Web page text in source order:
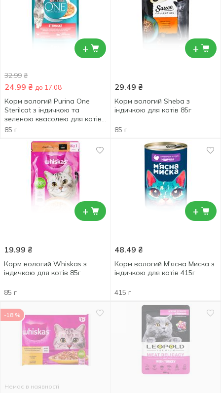
+
32.99 ₴
24.99 ₴ до 17.08
Корм вологий Purina One
Sterilcat з індичкою та
зеленою квасолею для котів
85г
85 г
+
29.49 ₴
Корм вологий Sheba з
індичкою для котів 85г
85 г
+
19.99 ₴
Корм вологий Whiskas з
індичкою для котів 85г
85 г
+
48.49 ₴
Корм вологий М'ясна Миска з
індичкою для котів 415г
415 г
-18 %
Немає в наявності